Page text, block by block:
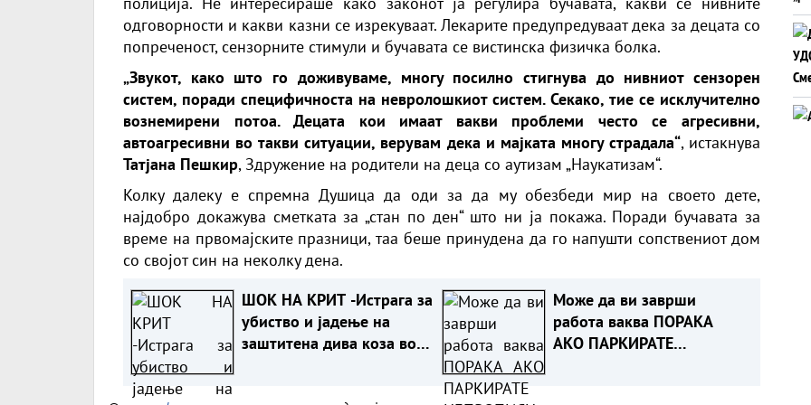
одговорности и какви казни се изрекуваат. Лекарите предупредуваат дека за децата со
попреченост, сензорните стимули и бучавата се вистинска физичка болка.
„Звукот, како што го доживуваме, многу посилно стигнува до нивниот сензорен
систем, поради специфичноста на невролошкиот систем. Секако, тие се исклучително
вознемирени потоа. Децата кои имаат вакви проблеми често се агресивни,
автоагресивни во такви ситуации, верувам дека и мајката многу страдала“, истакнува
Татјана Пешкир, Здружение на родители на деца со аутизам „Наукатизам“.
Колку далеку е спремна Душица да оди за да му обезбеди мир на своето дете,
најдобро докажува сметката за „стан по ден“ што ни ја покажа. Поради бучавата за
време на првомајските празници, таа беше принудена да го напушти сопствениот дом
со својот син на неколку дена.
ШОК НА КРИТ -Истрага за
убиство и јадење на
заштитена дива коза во
Може да ви заврши
работа ваква ПОРАКА
АКО ПАРКИРАТЕ